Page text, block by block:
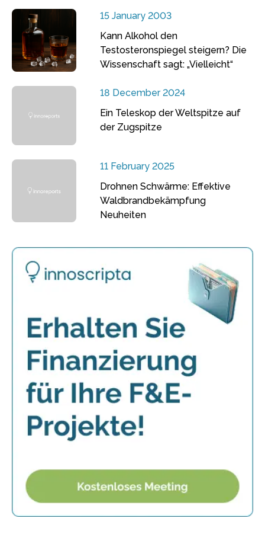
15 January 2003
Kann Alkohol den
Testosteronspiegel steigern? Die
Wissenschaft sagt: „Vielleicht“
18 December 2024
Ein Teleskop der Weltspitze auf
der Zugspitze
11 February 2025
Drohnen Schwärme: Effektive
Waldbrandbekämpfung
Neuheiten